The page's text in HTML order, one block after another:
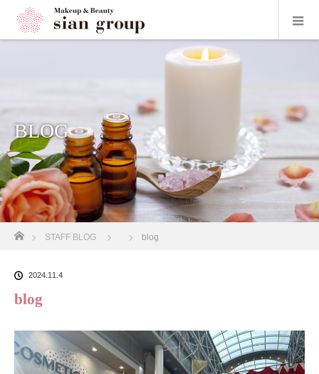
BLOG
ホーム
STAFF BLOG blog
2024.11.4
blog